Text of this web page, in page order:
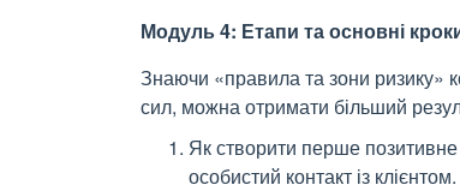
Модуль 4: Етапи та основні
Знаючи «правила та зони ризику»
сил, можна отримати більший
Як створити перше
особистий контакт із клієнтом.